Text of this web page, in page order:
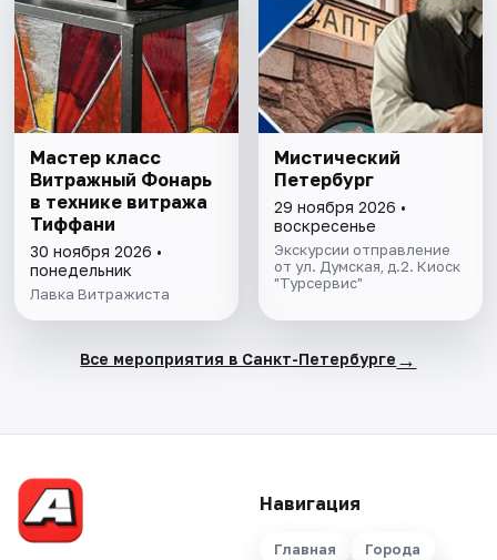
Мастер класс
Витражный Фонарь
в технике витража
Тиффани
30 ноября 2026 •
понедельник
Лавка Витражиста
Мистический
Петербург
29 ноября 2026 •
воскресенье
Экскурсии отправление
от ул. Думская, д.2. Киоск
"Турсервис"
Все мероприятия в Санкт-Петербурге →
Навигация
Главная Города